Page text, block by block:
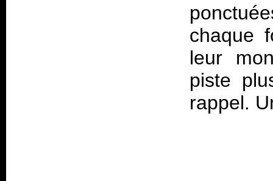
chaque
leur
piste
rappel.